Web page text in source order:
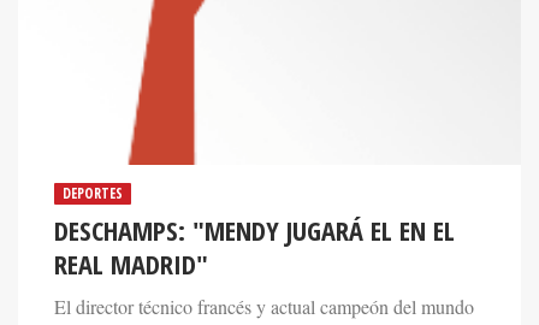
DEPORTES
DESCHAMPS: "MENDY JUGARÁ EL EN EL
REAL MADRID"
El director técnico francés y actual campeón del mundo